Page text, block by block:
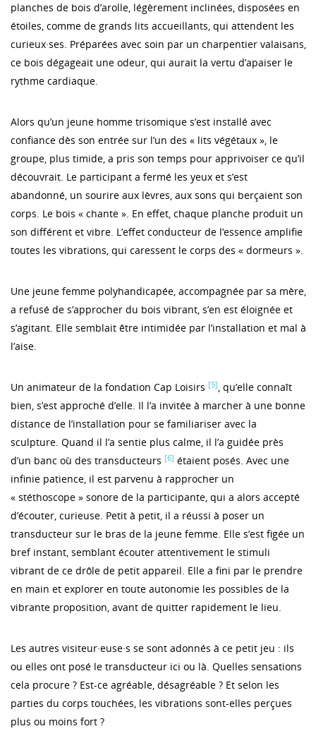
planches de bois d’arolle, légèrement inclinées, disposées en
étoiles, comme de grands lits accueillants, qui attendent les
curieux·ses. Préparées avec soin par un charpentier valaisans,
ce bois dégageait une odeur, qui aurait la vertu d’apaiser le
rythme cardiaque.
Alors qu’un jeune homme trisomique s’est installé avec
confiance dès son entrée sur l’un des « lits végétaux », le
groupe, plus timide, a pris son temps pour apprivoiser ce qu’il
découvrait. Le participant a fermé les yeux et s’est
abandonné, un sourire aux lèvres, aux sons qui berçaient son
corps. Le bois « chante ». En effet, chaque planche produit un
son différent et vibre. L’effet conducteur de l’essence amplifie
toutes les vibrations, qui caressent le corps des « dormeurs ».
Une jeune femme polyhandicapée, accompagnée par sa mère,
a refusé de s’approcher du bois vibrant, s’en est éloignée et
s’agitant. Elle semblait être intimidée par l’installation et mal à
l’aise.
Un animateur de la fondation Cap Loisirs [5], qu’elle connaît
bien, s’est approché d’elle. Il l’a invitée à marcher à une bonne
distance de l’installation pour se familiariser avec la
sculpture. Quand il l’a sentie plus calme, il l’a guidée près
d’un banc où des transducteurs [6] étaient posés. Avec une
infinie patience, il est parvenu à rapprocher un
« stéthoscope » sonore de la participante, qui a alors accepté
d’écouter, curieuse. Petit à petit, il a réussi à poser un
transducteur sur le bras de la jeune femme. Elle s’est figée un
bref instant, semblant écouter attentivement le stimuli
vibrant de ce drôle de petit appareil. Elle a fini par le prendre
en main et explorer en toute autonomie les possibles de la
vibrante proposition, avant de quitter rapidement le lieu.
Les autres visiteur·euse·s se sont adonnés à ce petit jeu : ils
ou elles ont posé le transducteur ici ou là. Quelles sensations
cela procure ? Est-ce agréable, désagréable ? Et selon les
parties du corps touchées, les vibrations sont-elles perçues
plus ou moins fort ?